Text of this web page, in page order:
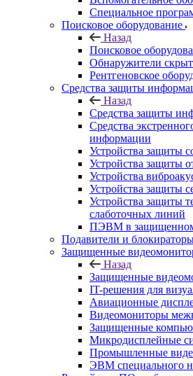
Специальное
Поисковое оборудование
Назад
Поисковое
Обнаружители
Рентгеновское
Средства защиты
Назад
Средства защиты
Средства
информации
Устройства защиты
Устройства
Устройства
Устройства защиты
Устройства защиты
слаботочных линий
ПЭВМ в
Подавители и
Защищенные
Назад
Защищенные
IT-решения для
Авиационные
Видеомониторы
Защищенные
Микродисплейные
Промышленные
ЭВМ специального